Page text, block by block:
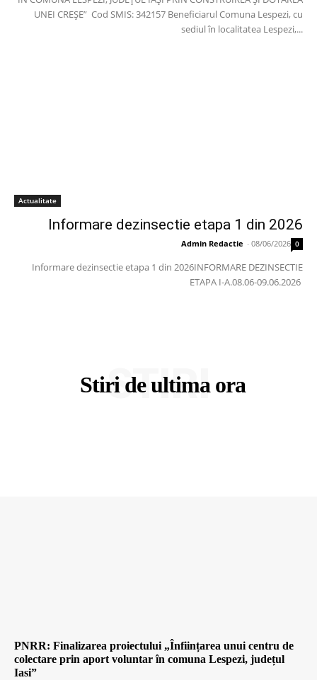
UNEI CREȘE” Cod SMIS: 342157 Beneficiarul Comuna Lespezi, cu
sediul în localitatea Lespezi,...
Actualitate
Informare dezinsectie etapa 1 din 2026
Admin Redactie - 08/06/2026 0
Informare dezinsectie etapa 1 din 2026INFORMARE DEZINSECTIE
ETAPA I-A.08.06-09.06.2026
Stiri de ultima ora
STIRI
PNRR: Finalizarea proiectului „Înființarea unui centru de
colectare prin aport voluntar în comuna Lespezi, județul
Iasi”